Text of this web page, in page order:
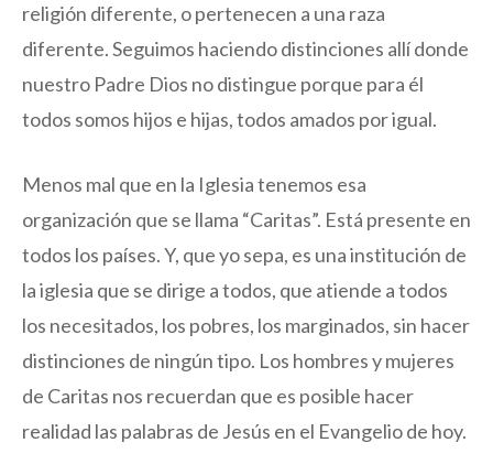
religión diferente, o pertenecen a una raza
diferente. Seguimos haciendo distinciones allí donde
nuestro Padre Dios no distingue porque para él
todos somos hijos e hijas, todos amados por igual.
Menos mal que en la Iglesia tenemos esa
organización que se llama “Caritas”. Está presente en
todos los países. Y, que yo sepa, es una institución de
la iglesia que se dirige a todos, que atiende a todos
los necesitados, los pobres, los marginados, sin hacer
distinciones de ningún tipo. Los hombres y mujeres
de Caritas nos recuerdan que es posible hacer
realidad las palabras de Jesús en el Evangelio de hoy.